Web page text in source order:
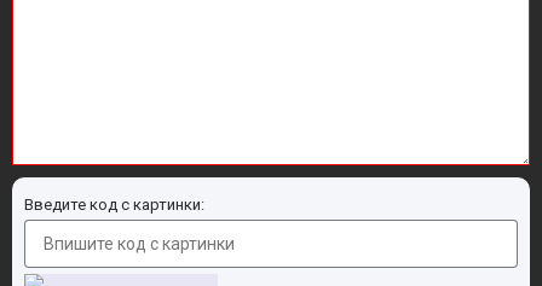
Введите код с картинки: